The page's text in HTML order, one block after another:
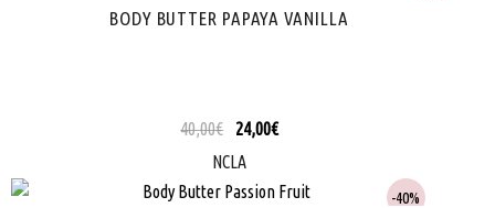
BODY BUTTER PAPAYA VANILLA
40,00€ 24,00€
NCLA
40%